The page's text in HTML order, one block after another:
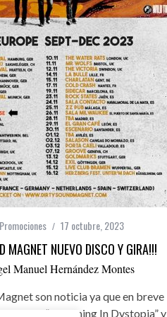
Promociones 17 octubre, 2023
MAGNET NUEVO DISCO Y GIRA!!!
Manuel Hernández Montes
son noticia ya que en breve
trabajo “Dreaming In Dystopia” y